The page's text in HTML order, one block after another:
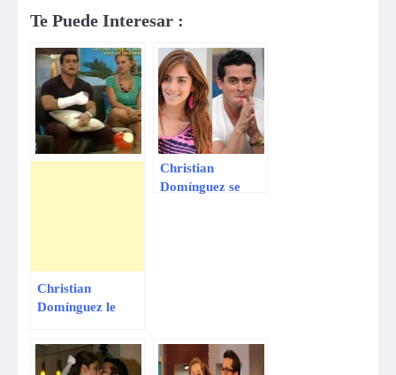
Te Puede Interesar :
Christian
Domínguez le
Karla Tarazona
en accidente
Christian
Domínguez se